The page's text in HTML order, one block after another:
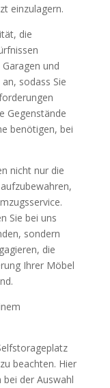
einzulagern.
die
und
sodass Sie
Gegenstände
benötigen, bei
nicht nur die
Sie bei uns
sondern
die
Ihrer Möbel
beachten. Hier
bei der Auswahl